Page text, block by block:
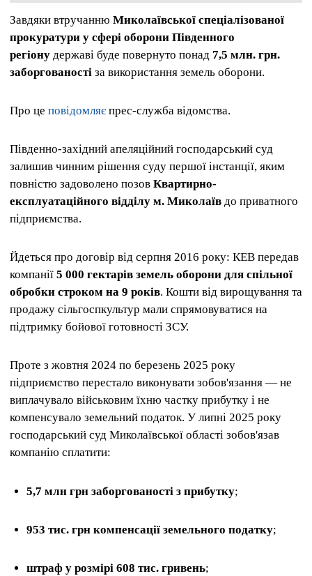
Завдяки втручанню Миколаївської спеціалізованої
прокуратури у сфері оборони Південного
регіону державі буде повернуто понад 7,5 млн. грн.
заборгованості за використання земель оборони.
Про це повідомляє прес-служба відомства.
Південно-західний апеляційний господарський суд
залишив чинним рішення суду першої інстанції, яким
повністю задоволено позов Квартирно-
експлуатаційного відділу м. Миколаїв до приватного
підприємства.
Йдеться про договір від серпня 2016 року: КЕВ передав
компанії 5 000 гектарів земель оборони для спільної
обробки строком на 9 років. Кошти від вирощування та
продажу сільгоспкультур мали спрямовуватися на
підтримку бойової готовності ЗСУ.
Проте з жовтня 2024 по березень 2025 року
підприємство перестало виконувати зобов'язання — не
виплачувало військовим їхню частку прибутку і не
компенсувало земельний податок. У липні 2025 року
господарський суд Миколаївської області зобов'язав
компанію сплатити:
5,7 млн ​​грн заборгованості з прибутку;
953 тис. грн компенсації земельного податку;
штраф у розмірі 608 тис. гривень;